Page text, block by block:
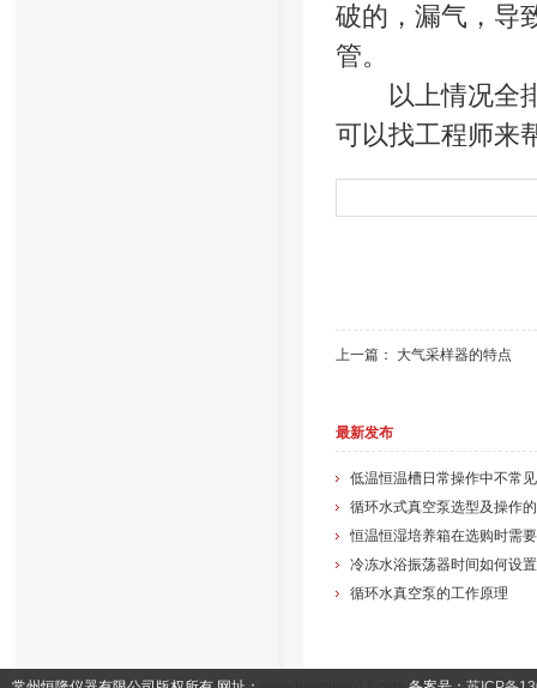
破的，漏气，导
管。
以上情况全排
可以找工程师来
上一篇： 大气采样器的特点
最新发布
低温恒温槽日常操作中不常
循环水式真空泵选型及操作
冷冻水浴振荡器时间如何设置
循环水真空泵的工作原理